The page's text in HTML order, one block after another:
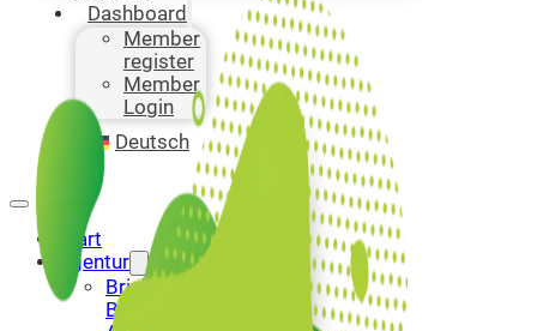
Dashboard
Member
register
Member
Login
Deutsch
Start
Agentur
Bricks
Builder